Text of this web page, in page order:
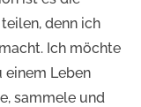
denn ich
Ich möchte
einem Leben
sammele und